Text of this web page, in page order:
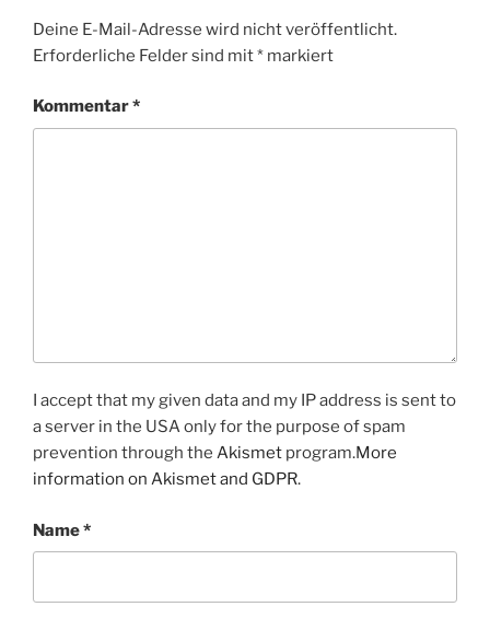
Deine E-Mail-Adresse wird nicht veröffentlicht.
Erforderliche Felder sind mit* markiert
Kommentar*
I accept that my given data and my IP address is sent to
a server in the USA only for the purpose of spam
prevention through the Akismet program.More
information on Akismet and GDPR.
Name*